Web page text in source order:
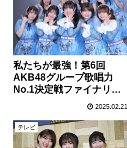
私たちが最強！第6回
AKB48グループ歌唱力
No.1決定戦ファイナリス
2025.02.21
テレビ